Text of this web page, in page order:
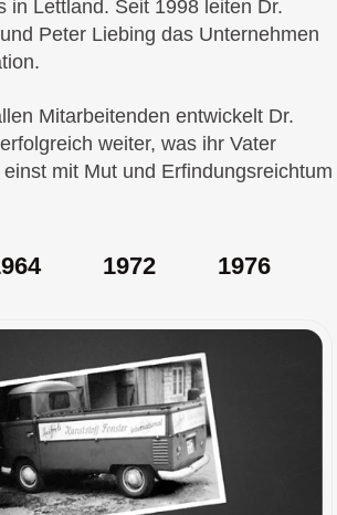
in Lettland. Seit 1998 leiten Dr.
Peter Liebing das Unternehmen
Mitarbeitenden entwickelt Dr.
weiter, was ihr Vater
mit Mut und Erfindungsreichtum
1972 1976